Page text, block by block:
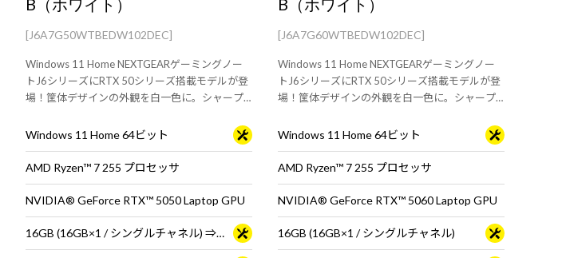
B（ホワイト）
[J6A7G50WTBEDW102DEC]
Windows 11 Home NEXTGEARゲーミングノー
トJ6シリーズにRTX 50シリーズ搭載モデルが登
場！筐体デザインの外観を白一色に。シャープ
Windows 11 Home 64ビット
AMD Ryzen™ 7 255 プロセッサ
NVIDIA® GeForce RTX™ 5050 Laptop GPU
16GB (16GB×1 / シングルチャネル) ⇒ 32GB (32GB×1 / シングルチャネル)＜ 2026年7月27日 15時00分～2026年8月17日 14時59分＞
B（ホワイト）
[J6A7G60WTBEDW102DEC]
Windows 11 Home NEXTGEARゲーミングノー
トJ6シリーズにRTX 50シリーズ搭載モデルが登
場！筐体デザインの外観を白一色に。シャープ
Windows 11 Home 64ビット
AMD Ryzen™ 7 255 プロセッサ
NVIDIA® GeForce RTX™ 5060 Laptop GPU
16GB (16GB×1 / シングルチャネル)